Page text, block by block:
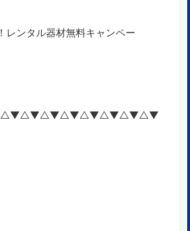
レンタル器材無料キャンペー